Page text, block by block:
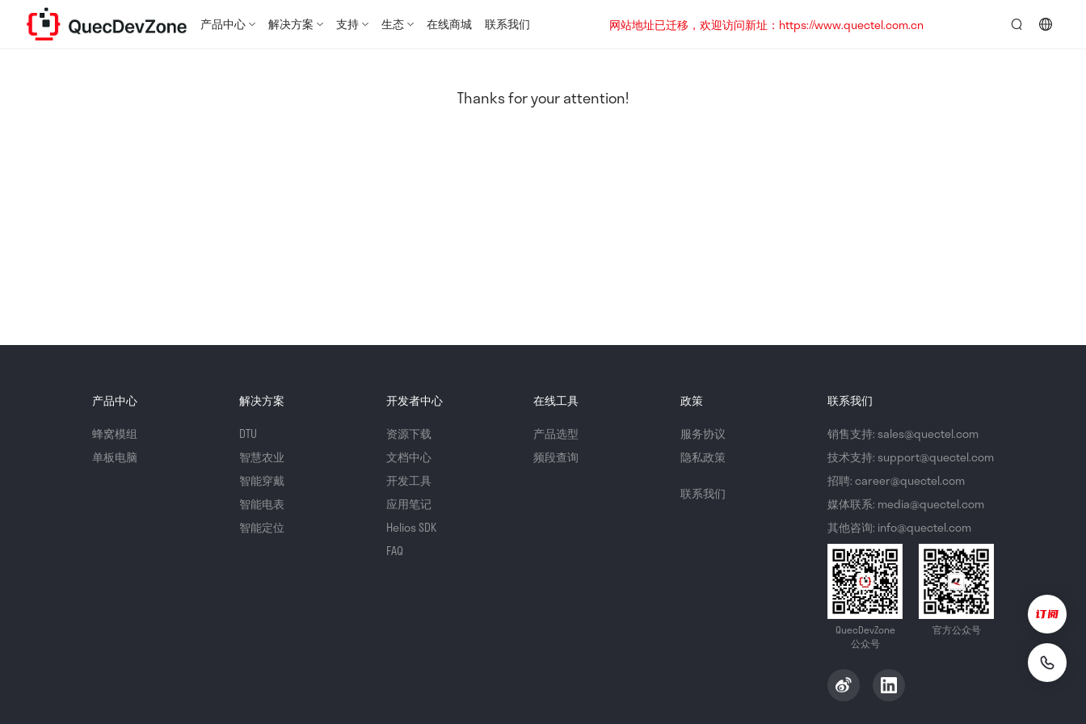
产品中心 解决方案 支持 生态 在线商城 联系我们
网站地址已迁移，欢迎访问新址：https://www.quectel.com.cn
Thanks for your attention!
产品中心
蜂窝模组
单板电脑
解决方案
DTU
智慧农业
智能穿戴
智能电表
智能定位
开发者中心
资源下载
文档中心
开发工具
应用笔记
Helios SDK
FAQ
在线工具
产品选型
频段查询
政策
服务协议
隐私政策
联系我们
联系我们
销售支持: sales@quectel.com
技术支持: support@quectel.com
招聘: career@quectel.com
媒体联系: media@quectel.com
其他咨询: info@quectel.com
QuecDevZone
公众号
官方公众号